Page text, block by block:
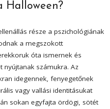
Halloween?
része a pszichológiának
a megszokott
óta ismernek és
nyújtanak számukra. Az
idegennek, fenyegetőnek
vagy vallási identitásukat
sokan egyfajta ördögi, sötét